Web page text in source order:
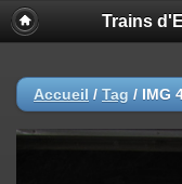
Trains
Accueil / Tag / IMG